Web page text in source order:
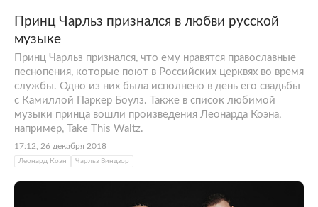
Принц Чарльз признался в любви русской
музыке
Принц Чарльз признался, что ему нравятся православные
песнопения, которые поют в Российских церквях во время
службы. Одно из них была исполнено в день его свадьбы
c Камиллой Паркер Боулз. Также в список любимой
музыки принца вошли произведения Леонарда Коэна,
например, Take This Waltz.
17:12, 26 декабря 2018
Леонард Коэн Чарльз Виндзор